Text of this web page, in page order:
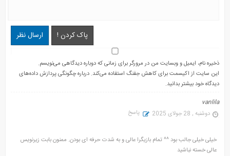
ارسال نظر پاک کردن !
ذخیره نام، ایمیل و وبسایت من در مرورگر برای زمانی که دوباره دیدگاهی می‌نویسم.
این سایت از اکیسمت برای کاهش جفنگ استفاده می‌کند.درباره چگونگی پردازش داده‌های
دیدگاه خود بیشتر بدانید.
vanlila
دوشنبه , 28 جولای 2025
پاسخ
خیلی خیلی جالب بود ^^ تمام بازیگرا عالی و به شدت حرفه ای بودن. ممنون بابت زیرنویس
عالی خسته نباشید